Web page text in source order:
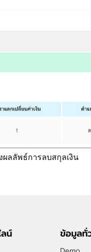
ผลลัพธ์การลบสกุลเงิน
น์ ข้อมูลทั่